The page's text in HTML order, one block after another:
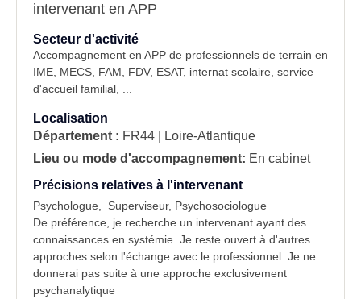
intervenant en APP
Secteur d'activité
Accompagnement en APP de professionnels de terrain en
IME, MECS, FAM, FDV, ESAT, internat scolaire, service
d'accueil familial, ...
Localisation
Département : FR44 | Loire-Atlantique
Lieu ou mode d'accompagnement: En cabinet
Précisions relatives à l'intervenant
Psychologue, Superviseur, Psychosociologue
De préférence, je recherche un intervenant ayant des
connaissances en systémie. Je reste ouvert à d'autres
approches selon l'échange avec le professionnel. Je ne
donnerai pas suite à une approche exclusivement
psychanalytique